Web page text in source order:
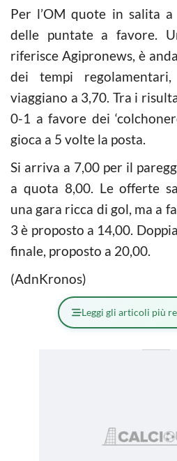
Per l’OM quote in salita
delle puntate a favore.
riferisce Agipronews, è
dei tempi
viaggiano a 3,70. Tra i
0-1 a favore dei
gioca a 5 volte la posta.
Si arriva a 7,00 per il
a quota 8,00. Le offerte
una gara ricca di gol, ma a
3 è proposto a 14,00.
finale, proposto a 20,00.
(AdnKronos)
Leggi gli articoli più